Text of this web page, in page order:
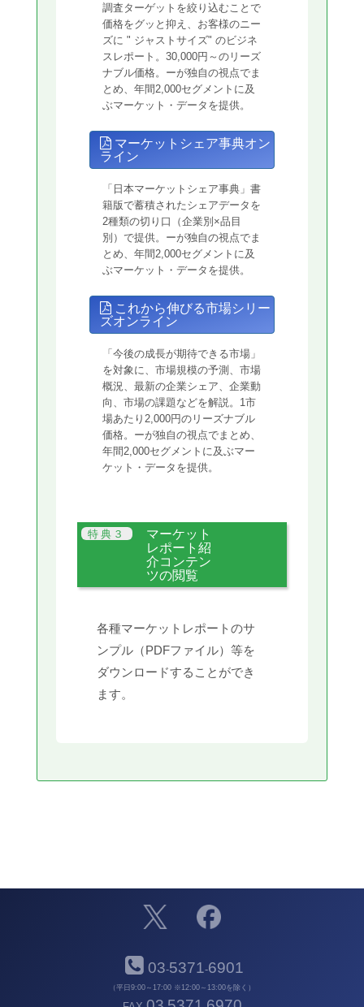
調査ターゲットを絞り込むことで
価格をグッと抑え、お客様のニー
ズに " ジャストサイズ" のビジネ
スレポート。30,000円～のリーズ
ナブル価格。ーが独自の視点でま
とめ、年間2,000セグメントに及
ぶマーケット・データを提供。
マーケットシェア事典オン
ライン
「日本マーケットシェア事典」書
籍版で蓄積されたシェアデータを
2種類の切り口（企業別×品目
別）で提供。ーが独自の視点でま
とめ、年間2,000セグメントに及
ぶマーケット・データを提供。
これから伸びる市場シリー
ズオンライン
「今後の成長が期待できる市場」
を対象に、市場規模の予測、市場
概況、最新の企業シェア、企業動
向、市場の課題などを解説。1市
場あたり2,000円のリーズナブル
価格。ーが独自の視点でまとめ、
年間2,000セグメントに及ぶマー
ケット・データを提供。
マーケット
レポート紹
介コンテン
ツの閲覧
各種マーケットレポートのサ
ンプル（PDFファイル）等を
ダウンロードすることができ
ます。
03-5371-6901
（平日9:00～17:00 ※12:00～13:00を除く）